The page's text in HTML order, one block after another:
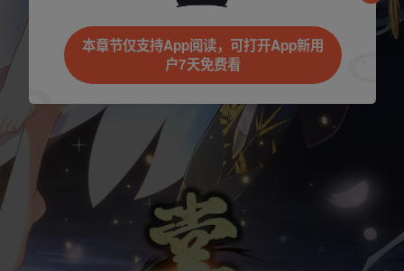
本章节仅支持App阅读，可打开App新用
户7天免费看